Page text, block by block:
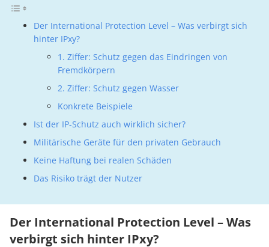
Der International Protection Level – Was verbirgt sich
hinter IPxy?
1. Ziffer: Schutz gegen das Eindringen von
Fremdkörpern
2. Ziffer: Schutz gegen Wasser
Konkrete Beispiele
Ist der IP-Schutz auch wirklich sicher?
Militärische Geräte für den privaten Gebrauch
Keine Haftung bei realen Schäden
Das Risiko trägt der Nutzer
Der International Protection Level – Was
verbirgt sich hinter IPxy?